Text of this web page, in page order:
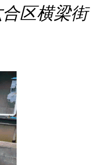
区横梁街